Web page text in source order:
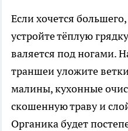
Если хочется
устройте тёплую
валяется под ногами.
траншеи уложите
малины, кухонные
скошенную траву и
Органика будет